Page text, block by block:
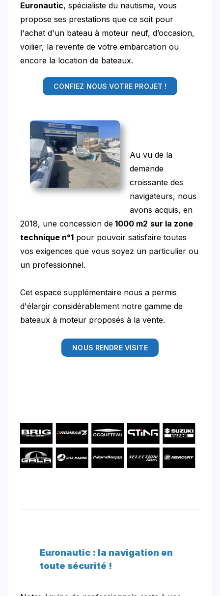
Euronautic, spécialiste du nautisme, vous
propose ses prestations que ce soit pour
l'achat d'un bateau à moteur neuf, d’occasion,
voilier, la revente de votre embarcation ou
encore la location de bateaux.
CONFIEZ NOUS VOTRE PROJET !
Au vu de la
demande
croissante des
navigateurs, nous
avons acquis, en
2018, une concession de 1000 m2 sur la zone
technique n°1 pour pouvoir satisfaire toutes
vos exigences que vous soyez un particulier ou
un professionnel.
Cet espace supplémentaire nous a permis
d'élargir considérablement notre gamme de
bateaux à moteur proposés à la vente.
NOUS RENDRE VISITE
Euronautic : la navigation en
toute sécurité !